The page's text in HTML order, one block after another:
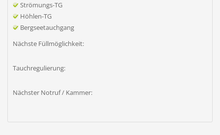
Strömungs-TG
Höhlen-TG
Bergseetauchgang
Nächste Füllmöglichkeit:
Tauchregulierung:
Nächster Notruf / Kammer: